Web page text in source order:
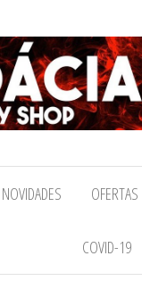
NOVIDADES OFERTAS
COVID-19